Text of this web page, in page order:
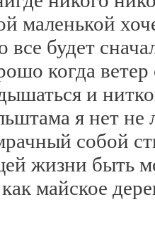
будет
когда ветер
и
я нет не
собой
жизни быть
майское